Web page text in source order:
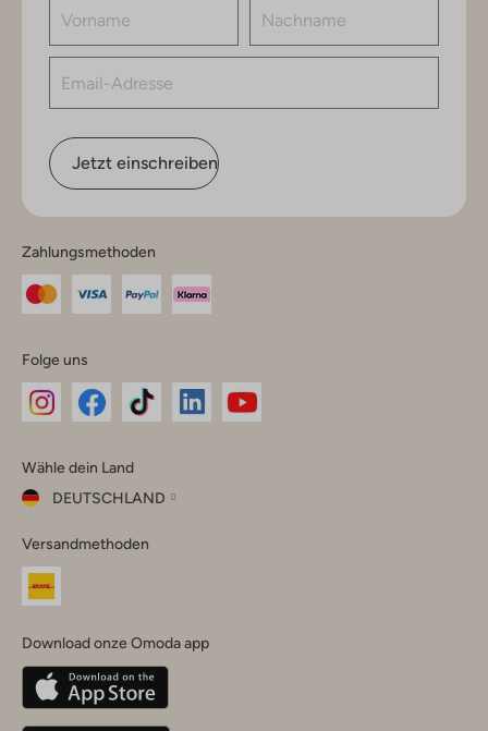
Jetzt einschreiben
Zahlungsmethoden
Folge uns
Instagram
Facebook
TikTok
Wähle dein Land
DEUTSCHLAND
dein
Land
Belgique(Français)
Deutschland
Versandmethoden
Download onze Omoda app